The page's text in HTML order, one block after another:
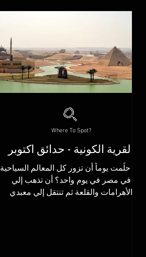
القرية الكونية - حدائق اكتوبر
هل حلُمت يوماً أن تزور كل المعالم السياحية
في مصر في يوم واحد؟ أن تذهب إلي
الأهرامات والقلعة ثم تنتقل إلي معبدي
Where To Spot?